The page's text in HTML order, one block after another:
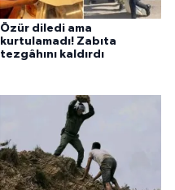
Özür diledi ama
kurtulamadı! Zabıta
tezgâhını kaldırdı